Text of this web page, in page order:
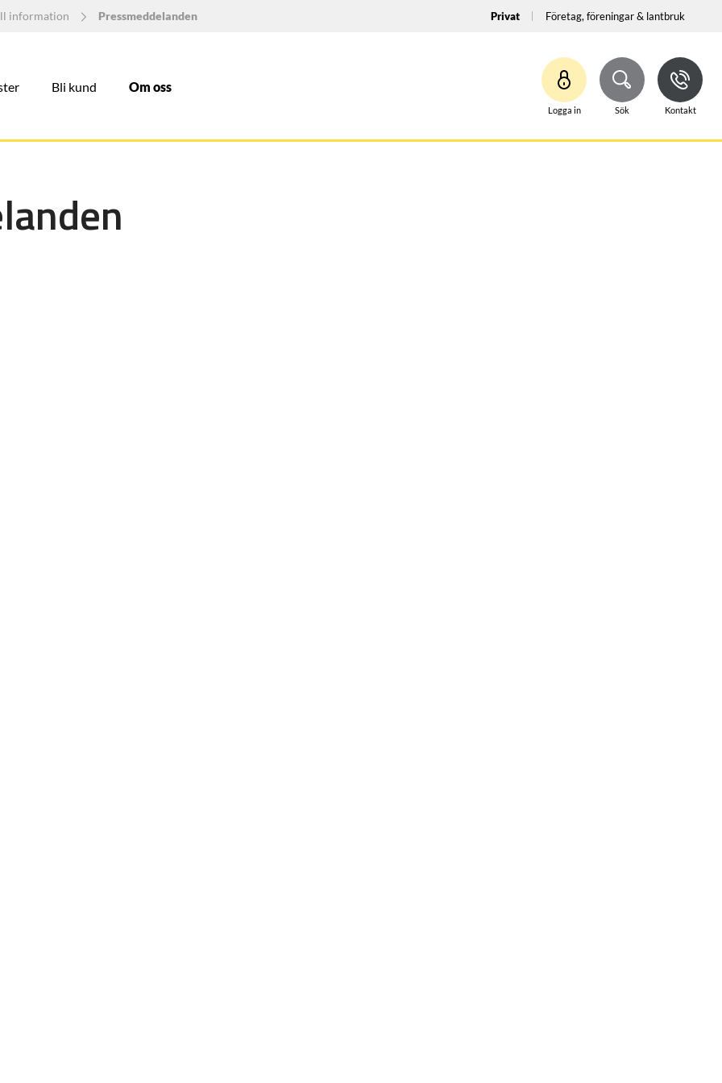
information Pressmeddelanden Privat Företag, föreningar & lantbruk
Bli kund Om oss
Logga in Sök Kontakt